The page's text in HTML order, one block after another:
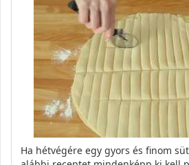
Ha hétvégére egy gyors és finom